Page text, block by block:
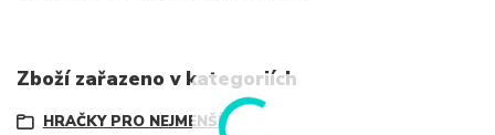
Zboží zařazeno v kategoriích
HRAČKY PRO NEJMENŠÍ